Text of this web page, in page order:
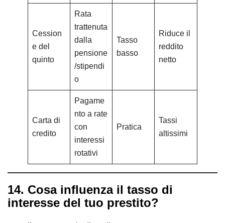
Cession
e del
quinto
Rata
trattenuta
dalla
pensione
/stipendi
o
Tasso
basso
Riduce il
reddito
netto
Carta di
credito
Pagame
nto a rate
con
interessi
rotativi
Pratica
Tassi
altissimi
14. Cosa influenza il tasso di
interesse del tuo prestito?